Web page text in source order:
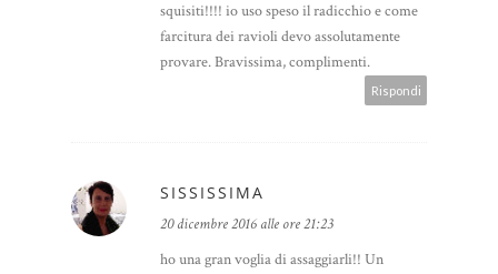
squisiti!!!! io uso speso il radicchio e come
farcitura dei ravioli devo assolutamente
provare. Bravissima, complimenti.
Rispondi
SISSISSIMA
20 dicembre 2016 alle ore 21:23
ho una gran voglia di assaggiarli!! Un